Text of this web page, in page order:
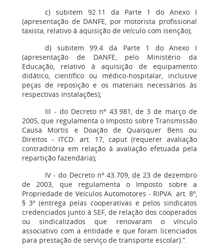
c) subitem 92.11 da Parte 1 do Anexo I
(apresentação de DANFE, por motorista profissional
taxista, relativo à aquisição de veículo com isenção);
d) subitem 99.4 da Parte 1 do Anexo I
(apresentação de DANFE, pelo Ministério da
Educação, relativo à aquisição de equipamento
didático, científico ou médico-hospitalar, inclusive
peças de reposição e os materiais necessários às
respectivas instalações);
III - do Decreto nº 43.981, de 3 de março de
2005, que regulamenta o Imposto sobre Transmissão
Causa Mortis e Doação de Quaisquer Bens ou
Direitos - ITCD: art. 17, caput (requerer avaliação
contraditória em relação à avaliação efetuada pela
repartição fazendária);
IV - do Decreto nº 43.709, de 23 de dezembro
de 2003, que regulamenta o Imposto sobre a
Propriedade de Veículos Automotores - RIPVA: art. 8º,
§ 3º (entrega pelas cooperativas e pelos sindicatos
credenciados junto à SEF, de relação dos cooperados
ou sindicalizados que renovaram o vínculo
associativo com a entidade e que foram licenciados
para prestação de serviço de transporte escolar).”.